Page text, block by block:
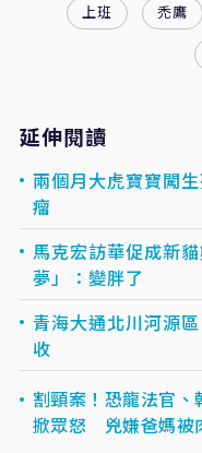
上班 禿鷹
延伸閱讀
兩個月大虎寶寶闖
瘤
馬克宏訪華促成新
夢」：變胖了
青海大通北川河源
收
割頸案！恐龍法官、
掀眾怒 兇嫌爸媽被